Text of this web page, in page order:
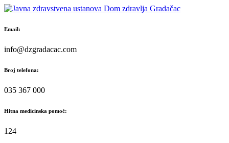
Skip
content
Email:
info@dzgradacac.com
Broj telefona:
035 367 000
Hitna medicinska pomoć:
124